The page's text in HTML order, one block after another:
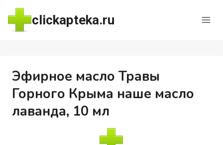
Перейти
содержимому
clickapteka.ru
Эфирное масло Травы
Горного Крыма наше масло
лаванда, 10 мл